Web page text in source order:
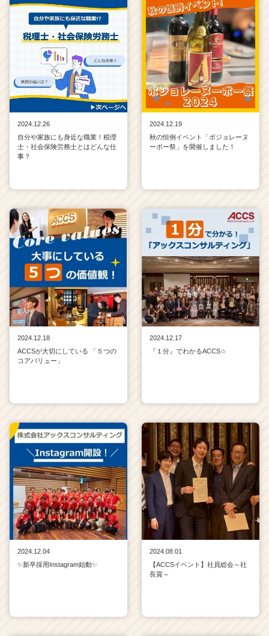
2024.12.26
自分や家族にも身近な職業！税理
士・社会保険労務士とはどんな仕
事？
2024.12.19
秋の恒例イベント「ボジョレーヌ
ーボー祭」を開催しました！
2024.12.18
ACCSが大切にしている 「５つの
コアバリュー」
2024.12.17
『１分』でわかるACCS☆
2024.12.04
✨新卒採用Instagram始動✨
2024.08.01
【ACCSイベント】社員総会～社
長賞～